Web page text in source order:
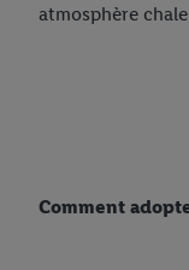
atmosphère
Comment